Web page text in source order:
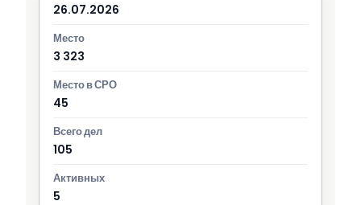
26.07.2026
3 323
45
105
5